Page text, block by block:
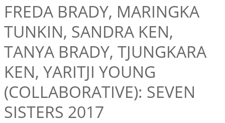
FREDA BRADY, MARINGKA
TUNKIN, SANDRA KEN,
TANYA BRADY, TJUNGKARA
KEN, YARITJI YOUNG
(COLLABORATIVE): SEVEN
SISTERS 2017